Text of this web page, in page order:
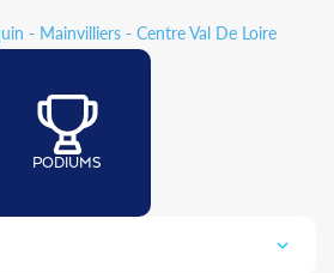
- Mainvilliers - Centre Val De Loire
PODIUMS